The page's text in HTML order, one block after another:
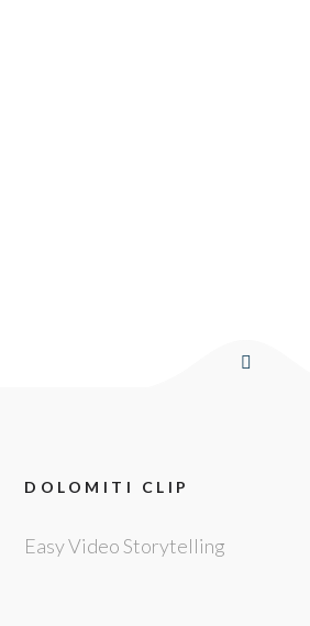
DOLOMITI CLIP
Easy Video Storytelling